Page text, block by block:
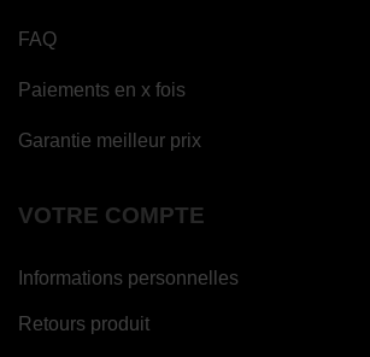
FAQ
Paiements en x fois
Garantie meilleur prix
VOTRE COMPTE
Informations personnelles
Retours produit